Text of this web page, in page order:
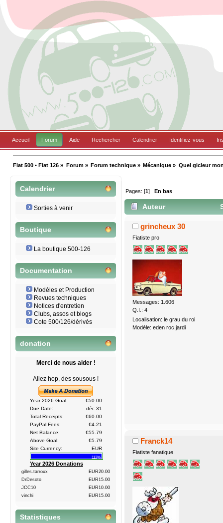
Accueil Forum Aide Rechercher Calendrier Identifiez-vous
Fiat 500 • Fiat 126 » Forum» Forum technique» Mécanique » Quel gicleur
Calendrier
Sorties à venir
Boutique
La boutique 500-126
Documentation
Modèles et Production
Revues techniques
Notices d'entretien
Clubs, assos et blogs
Cote 500/126/dérivés
donation
Merci de nous aider !
Allez hop, des sousous !
Year 2026 Goal:
€50.00
Due Date:
déc 31
Total Receipts:
€60.00
PayPal Fees:
€4.21
Net Balance:
€55.79
Above Goal:
€5.79
Site Currency:
EUR
112%
Year 2026 Donations
gilles.tarroux
EUR20.00
DrDesoto
EUR15.00
JCC10
EUR10.00
vinchi
EUR15.00
Statistiques
Pages: [1] En bas
Auteur
grincheux 30
Fiatiste pro
Messages: 1.606
Q.I.: 4
Localisation: le grau du roi
Modèle: eden roc.jardi
Franck14
Fiatiste fanatique